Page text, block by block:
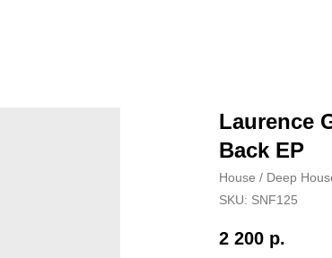
Laurence
Back EP
House / Deep
SKU: SNF125
2 200 р.